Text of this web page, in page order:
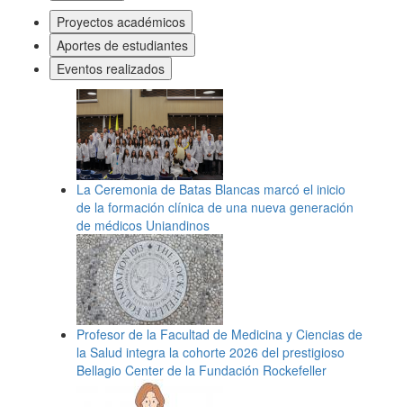
Proyectos académicos
Aportes de estudiantes
Eventos realizados
La Ceremonia de Batas Blancas marcó el inicio
de la formación clínica de una nueva generación
de médicos Uniandinos
Profesor de la Facultad de Medicina y Ciencias de
la Salud integra la cohorte 2026 del prestigioso
Bellagio Center de la Fundación Rockefeller